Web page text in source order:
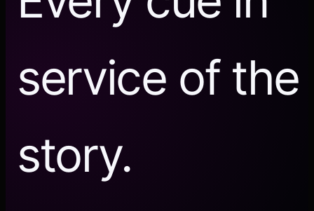
service of the
story.